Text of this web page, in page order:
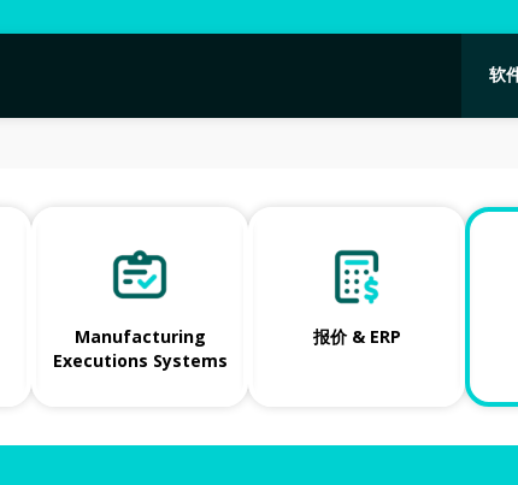
软
Manufacturing
Executions Systems
报价 & ERP